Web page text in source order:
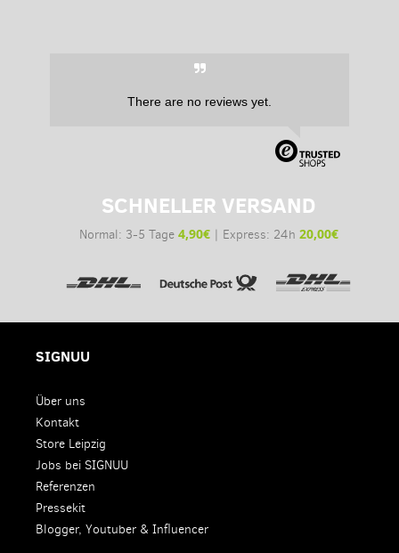
There are no reviews yet.
SCHNELLER VERSAND
Normal: 3-5 Tage 4,90€| Express: 24h 20,00€
SIGNUU
Über uns
Kontakt
Store Leipzig
Jobs bei SIGNUU
Referenzen
Pressekit
Blogger, Youtuber & Influencer